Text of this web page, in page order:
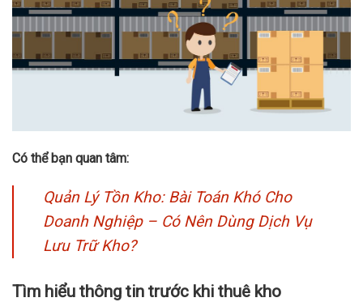
Có thể bạn quan tâm:
Quản Lý Tồn Kho: Bài Toán Khó Cho
Doanh Nghiệp – Có Nên Dùng Dịch Vụ
Lưu Trữ Kho?
Tìm hiểu thông tin trước khi thuê kho